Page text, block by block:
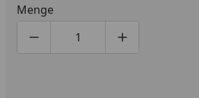
Menge
Produktmenge um eins
Produktmenge